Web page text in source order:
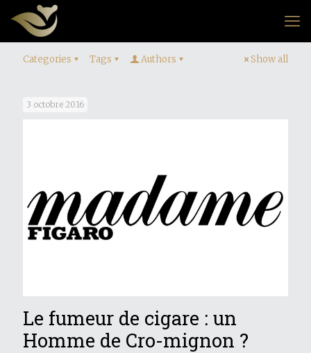
Categories Tags Authors Show all
3 octobre 2016
Le fumeur de cigare : un
Homme de Cro-mignon ?